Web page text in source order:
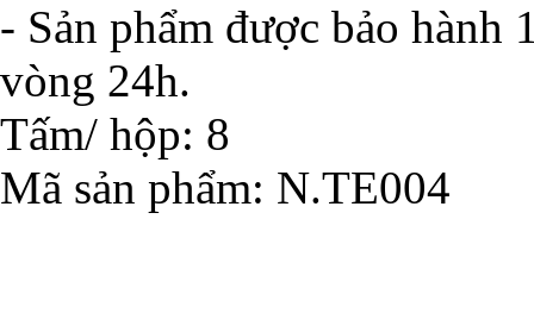
- Sản phẩm được bảo hành
vòng 24h.
Tấm/ hộp: 8
Mã sản phẩm: N.TE004